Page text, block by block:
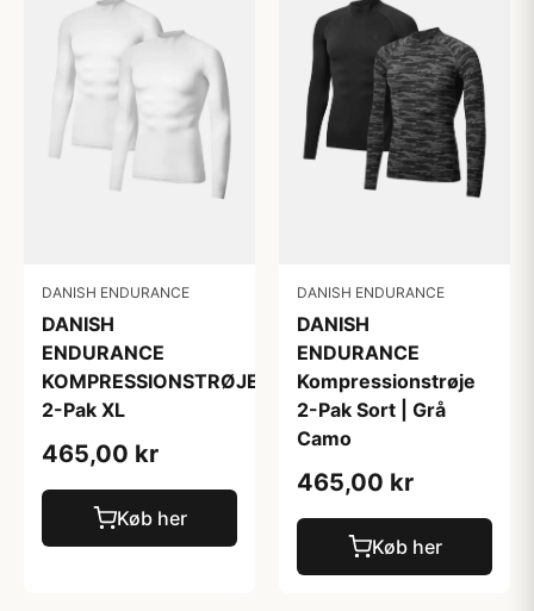
DANISH ENDURANCE
DANISH
ENDURANCE
KOMPRESSIONSTRØJE
2-Pak XL
465,00 kr
Køb her
DANISH ENDURANCE
DANISH
ENDURANCE
Kompressionstrøje
2-Pak Sort | Grå
Camo
465,00 kr
Køb her